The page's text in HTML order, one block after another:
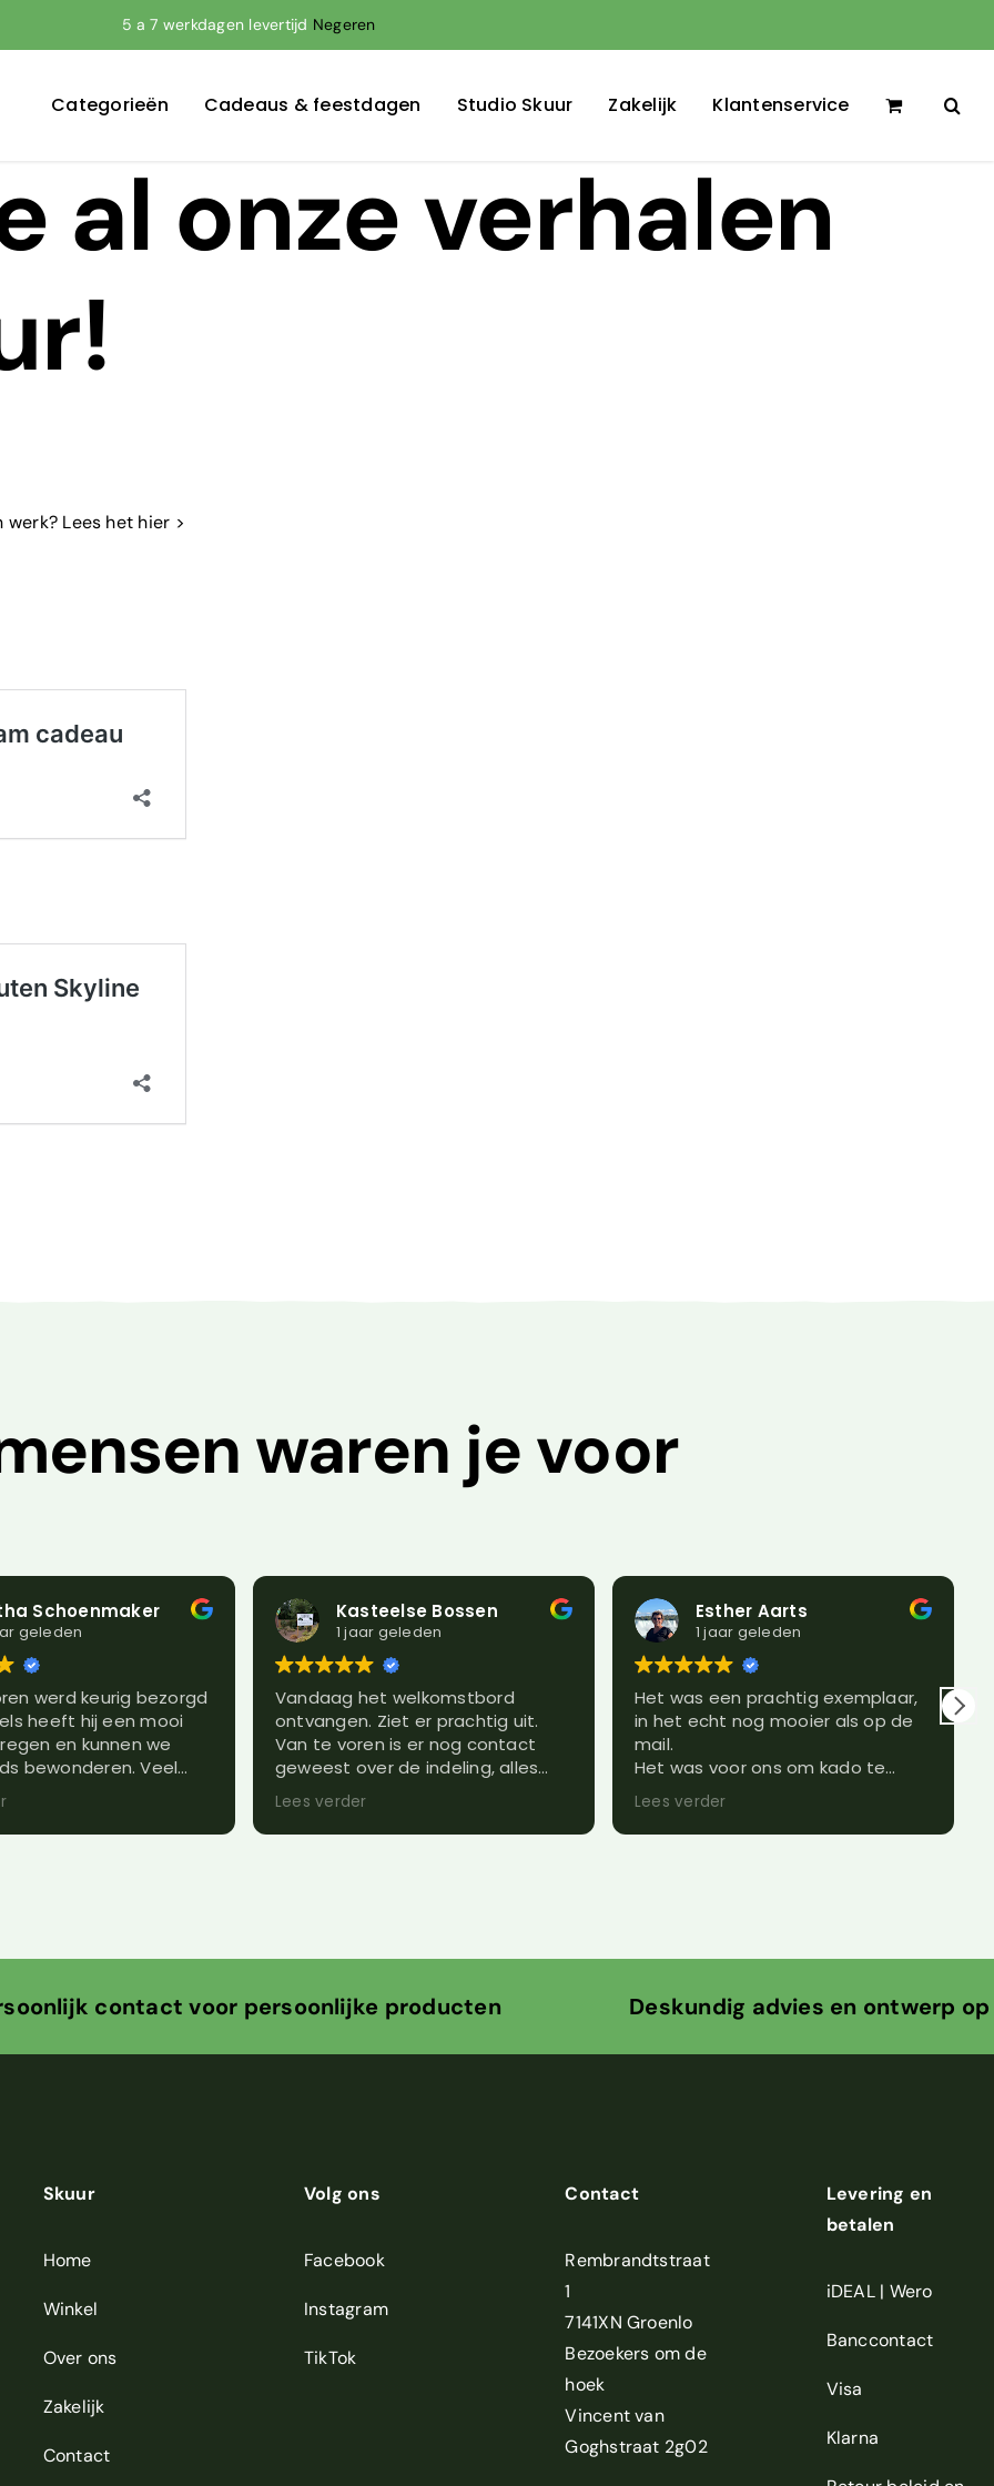
5 a 7 werkdagen levertijd Negeren
Categorieën Cadeaus & feestdagen Studio Skuur Zakelijk Klantenservice
al onze verhalen
Lees het hier >
waren je voor
Kasteelse Bossen
Vandaag het welkomstbord
ontvangen. Ziet er prachtig uit.
Van te voren is er nog contact
geweest over de indeling, alles
Esther Aarts
Het was een prachtig exemplaar,
in het echt nog mooier als op de
mail.
Het was voor ons om kado te
geven , ze waren er erg blij mee
Maike Beernink
Duidelijke webshop en
afhandeling van mijn
bestellen.
voor persoonlijke producten Deskundig advies en ontwerp
Skuur
Home
Winkel
Over ons
Zakelijk
Contact
Volg ons
Facebook
Instagram
TikTok
Contact
Rembrandtstraat
1
7141XN Groenlo
Bezoekers om de
hoek
Vincent van
Goghstraat 2g02
Levering en
betalen
iDEAL | Wero
Banccontact
Visa
Klarna